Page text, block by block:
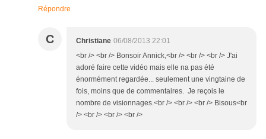
Répondre
C Christiane 06/08/2013 22:01
<br /> <br /> Bonsoir Annick,<br /> <br /> <br /> J'ai
adoré faire cette vidéo mais elle na pas été
énormément regardée... seulement une vingtaine de
fois, moins que de commentaires. Je reçois le
nombre de visionnages.<br /> <br /> <br /> Bisous<br
/> <br /> <br /> <br />